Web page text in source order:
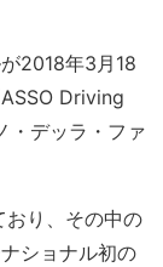
2018年3月18
Driving
デッラ・ファ
おり、その中の
ショナル初の